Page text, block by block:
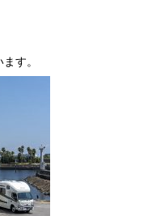
す。